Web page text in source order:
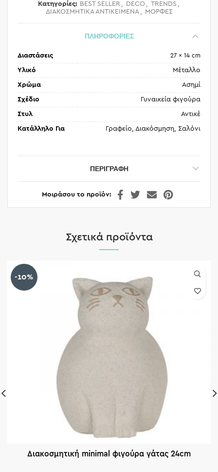
Κατηγορίες: BEST SELLER , DECO , TRENDS ,
ΔΙΑΚΟΣΜΗΤΙΚΑ ΑΝΤΙΚΕΙΜΕΝΑ , ΜΟΡΦΕΣ
ΠΛΗΡΟΦΟΡΙΕΣ
Διαστάσεις 27 × 14 cm
Υλικό Μέταλλο
Χρώμα Ασημί
Σχέδιο Γυναικεία φιγούρα
Στυλ Αντικέ
Κατάλληλο Για Γραφείο, Διακόσμηση, Σαλόνι
ΠΕΡΙΓΡΑΦΉ
Μοιράσου το προϊόν
Σχετικά προϊόντα
-10%
Διακοσμητική minimal φιγούρα γάτας 24cm